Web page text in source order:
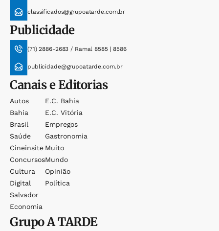
classificados@grupoatarde.com.br
Publicidade
(71) 2886-2683 / Ramal 8585 | 8586
publicidade@grupoatarde.com.br
Canais e Editorias
Autos
Bahia
Brasil
Saúde
Cineinsite
Concursos
Cultura
Digital
Salvador
Economia
E.c. Bahia
E.c. Vitória
Empregos
Gastronomia
Muito
Mundo
Opinião
Política
GrupoA TARDE